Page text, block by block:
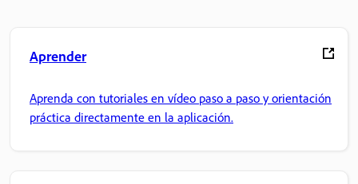
Aprender
Aprenda con tutoriales en vídeo paso a paso y orientación
práctica directamente en la aplicación.